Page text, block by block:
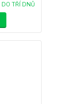
DO TŘÍ DNŮ